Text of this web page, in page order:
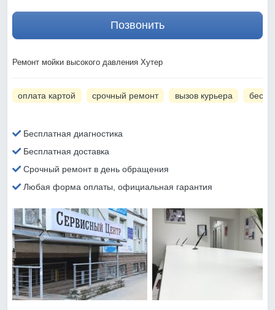
Позвонить
Ремонт мойки высокого давления Хутер
оплата картой срочный ремонт вызов курьера
Бесплатная диагностика
Бесплатная доставка
Срочный ремонт в день обращения
Любая форма оплаты, официальная гарантия